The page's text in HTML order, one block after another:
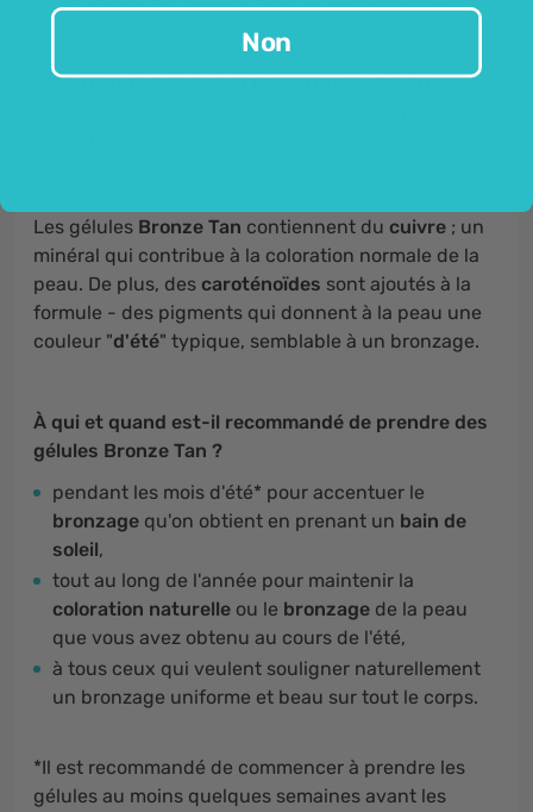
Les gélules aux caroténoïdes et au
Les gélules Bronze Tan contiennent du cuivre ; un
minéral qui contribue à la coloration normale de la
peau. De plus, des caroténoïdes sont ajoutés à la
formule - des pigments qui donnent à la peau une
couleur "d'été" typique, semblable à un bronzage.
À qui et quand est-il recommandé de prendre des
gélules Bronze Tan ?
pendant les mois d'été* pour accentuer le
bronzage qu'on obtient en prenant un bain de
soleil,
tout au long de l'année pour maintenir la
coloration naturelle ou le bronzage de la peau
que vous avez obtenu au cours de l'été,
à tous ceux qui veulent souligner naturellement
un bronzage uniforme et beau sur tout le corps.
*Il est recommandé de commencer à prendre les
gélules au moins quelques semaines avant les
Non